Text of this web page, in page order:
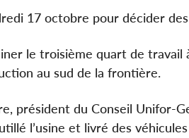
17 octobre pour décider
le troisième quart de travail
au sud de la frontière.
président du Conseil Unifor-
l’usine et livré des